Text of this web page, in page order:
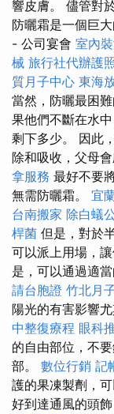
響皮膚。 儘管對
防曬霜是一個巨
- 公司宴會 室內
械 旅行社代辦護
質月子中心 東海
當然，防曬最困
果他們不斷在水
剩下多少。 因此
除和吸收，父母會
拿服務 最好不要
無需防曬霜。 宜
台南搬家 除白蟻
桿菌 但是，對於
可以派上用場，
是，可以通過適
請台胞證 竹北月
陽光的有害影響
中整復療程 眼科
的自由部位，不
部。 數位行銷 記
護的果凍製劑，
好到達通風的頭飾